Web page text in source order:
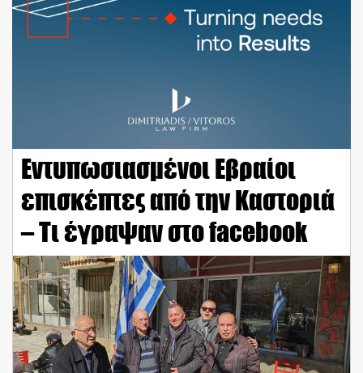
Εντυπωσιασμένοι Εβραίοι
επισκέπτες από την Καστοριά
– Τι έγραψαν στο facebook